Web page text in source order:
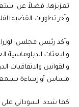
تعزيزها، فضلاً عن
وآخر تطورات القضية
وأكد رئيس مجلس
والبعثات الدبلوماسية
والقوانين والاتفاقيات
مساس أو إساءة بسمعة
كما شدد السوداني على